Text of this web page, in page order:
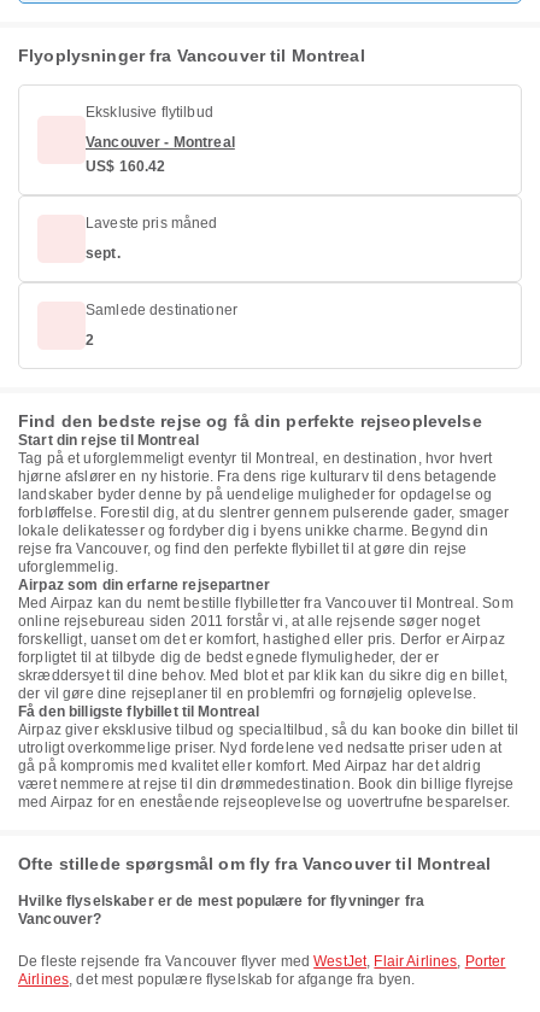
Flyoplysninger fra Vancouver til Montreal
Eksklusive flytilbud
Vancouver - Montreal
US$ 160.42
Laveste pris måned
sept.
Samlede destinationer
2
Find den bedste rejse og få din perfekte rejseoplevelse
Start din rejse til Montreal
Tag på et uforglemmeligt eventyr til Montreal, en destination, hvor hvert
hjørne afslører en ny historie. Fra dens rige kulturarv til dens betagende
landskaber byder denne by på uendelige muligheder for opdagelse og
forbløffelse. Forestil dig, at du slentrer gennem pulserende gader, smager
lokale delikatesser og fordyber dig i byens unikke charme. Begynd din
rejse fra Vancouver, og find den perfekte flybillet til at gøre din rejse
uforglemmelig.
Airpaz som din erfarne rejsepartner
Med Airpaz kan du nemt bestille flybilletter fra Vancouver til Montreal. Som
online rejsebureau siden 2011 forstår vi, at alle rejsende søger noget
forskelligt, uanset om det er komfort, hastighed eller pris. Derfor er Airpaz
forpligtet til at tilbyde dig de bedst egnede flymuligheder, der er
skræddersyet til dine behov. Med blot et par klik kan du sikre dig en billet,
der vil gøre dine rejseplaner til en problemfri og fornøjelig oplevelse.
Få den billigste flybillet til Montreal
Airpaz giver eksklusive tilbud og specialtilbud, så du kan booke din billet til
utroligt overkommelige priser. Nyd fordelene ved nedsatte priser uden at
gå på kompromis med kvalitet eller komfort. Med Airpaz har det aldrig
været nemmere at rejse til din drømmedestination. Book din billige flyrejse
med Airpaz for en enestående rejseoplevelse og uovertrufne besparelser.
Ofte stillede spørgsmål om fly fra Vancouver til Montreal
Hvilke flyselskaber er de mest populære for flyvninger fra
Vancouver?
De fleste rejsende fra Vancouver flyver medWestJet, Flair Airlines, Porter
Airlines, det mest populære flyselskab for afgange fra byen.